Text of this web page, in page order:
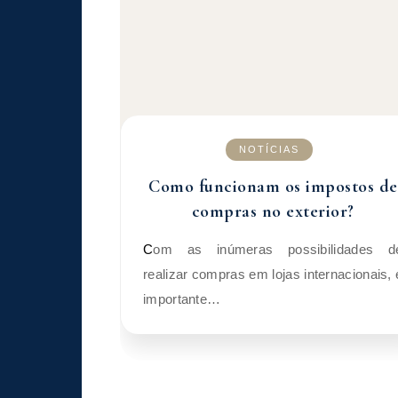
NOTÍCIAS
Como funcionam os impostos de
compras no exterior?
Com as inúmeras possibilidades de
realizar compras em lojas internacionais,
importante…